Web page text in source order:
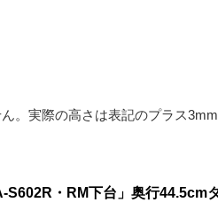
。実際の高さは表記のプラス3mm
S602R・RM下台」奥行44.5cm